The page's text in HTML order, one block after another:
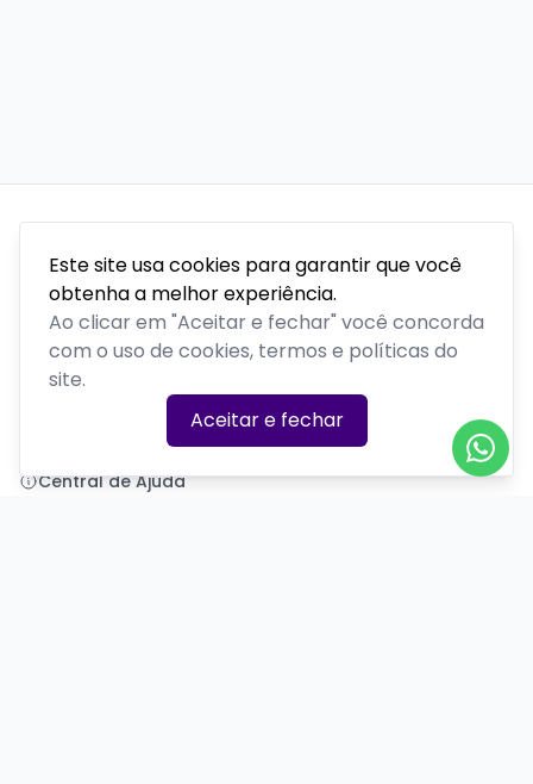
Este site usa cookies para garantir que você
obtenha a melhor experiência.
Ao clicar em "Aceitar e fechar" você concorda
com o uso de cookies, termos e políticas do
site.
Aceitar e fechar
Polenta Comedy
PLATAFORMA POR
Precisa de ajuda?
+55 (54) 99377-7581
Central de Ajuda